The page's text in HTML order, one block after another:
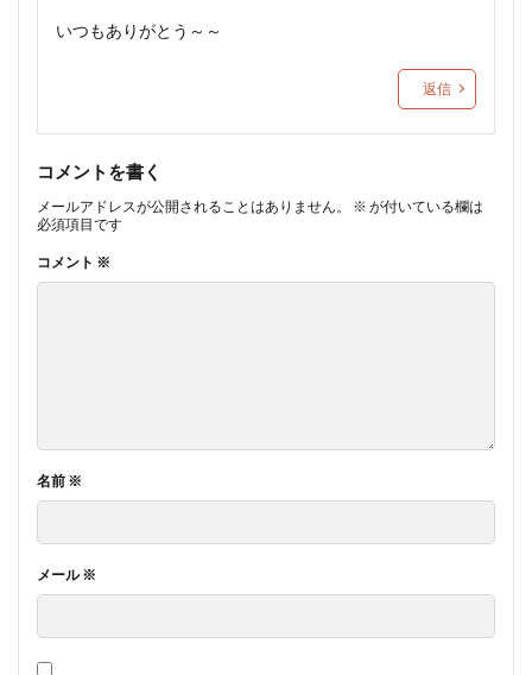
いつもありがとう～～
返信
コメントを書く
メールアドレスが公開されることはありません。 ※ が付いている欄は
必須項目です
コメント ※
名前 ※
メール※